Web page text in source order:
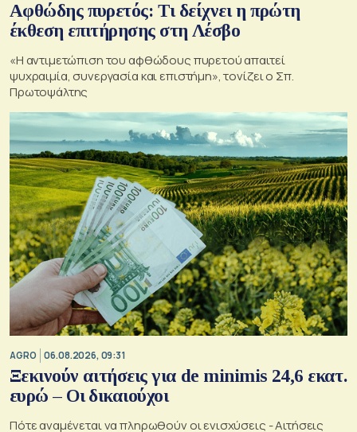
Αφθώδης πυρετός: Τι δείχνει η πρώτη
έκθεση επιτήρησης στη Λέσβο
«Η αντιμετώπιση του αφθώδους πυρετού απαιτεί
ψυχραιμία, συνεργασία και επιστήμη», τονίζει ο Σπ.
Πρωτοψάλτης
AGRO 06.08.2026, 09:31
Ξεκινούν αιτήσεις για de minimis 24,6 εκατ.
ευρώ – Οι δικαιούχοι
Πότε αναμένεται να πληρωθούν οι ενισχύσεις - Αιτήσεις